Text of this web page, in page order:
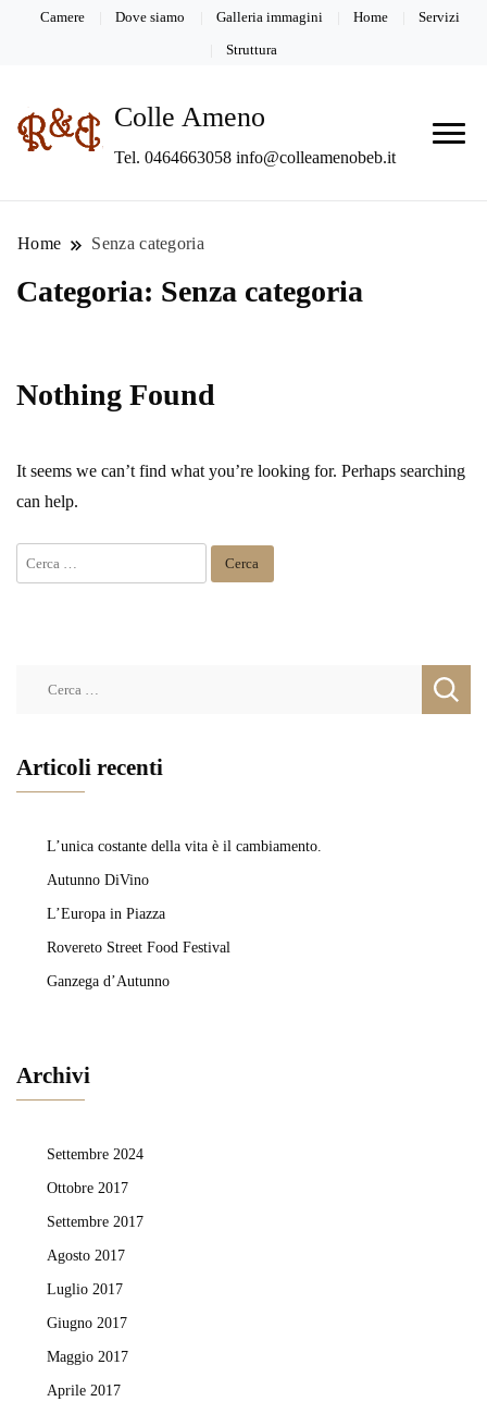
Camere Dove siamo Galleria immagini Home Servizi
Struttura
Colle Ameno
Tel. 0464663058 info@colleamenobeb.it
Home Senza categoria
Categoria: Senza categoria
Nothing Found
It seems we can’t find what you’re looking for. Perhaps searching
can help.
Ricerca
per:
Articoli recenti
L’unica costante della vita è il cambiamento.
Autunno DiVino
L’Europa in Piazza
Rovereto Street Food Festival
Ganzega d’Autunno
Archivi
Settembre 2024
Ottobre 2017
Settembre 2017
Agosto 2017
Luglio 2017
Giugno 2017
Maggio 2017
Aprile 2017